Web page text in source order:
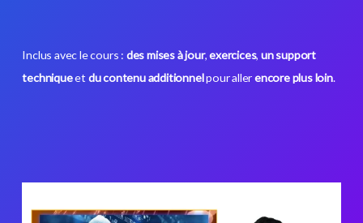
Inclus avec le cours : des mises à jour,exercices,un support
techniqueet du contenu additionnelpour allerencore plus loin.